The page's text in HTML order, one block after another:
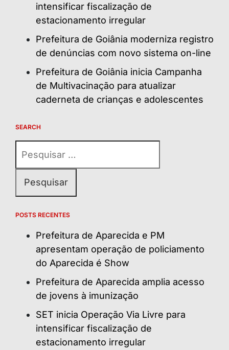
intensificar fiscalização de
estacionamento irregular
Prefeitura de Goiânia moderniza registro
de denúncias com novo sistema on-line
Prefeitura de Goiânia inicia Campanha
de Multivacinação para atualizar
caderneta de crianças e adolescentes
SEARCH
por:
POSTS RECENTES
Prefeitura de Aparecida e PM
apresentam operação de policiamento
do Aparecida é Show
Prefeitura de Aparecida amplia acesso
de jovens à imunização
SET inicia Operação Via Livre para
intensificar fiscalização de
estacionamento irregular